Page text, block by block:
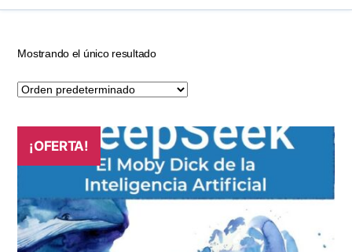
Mostrando el único resultado
¡OFERTA!